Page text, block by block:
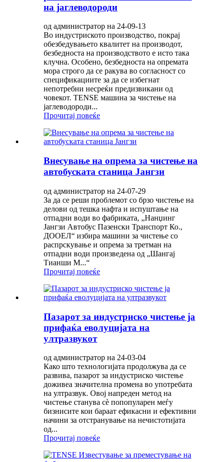
на јаглеводороди
од администратор на 24-09-13
Во индустриското производство, покрај
обезбедувањето квалитет на производот,
безбедноста на производството е исто така
клучна. Особено, безбедноста на опремата
мора строго да се ракува во согласност со
спецификациите за да се избегнат
непотребни несреќи предизвикани од
човекот. TENSE машина за чистење на
јаглеводороди...
Прочитај повеќе
Внесување на опрема за чистење на
автобуската станица Јангзи
од администратор на 24-07-29
За да се реши проблемот со брзо чистење на
делови од тешка нафта и испуштање на
отпадни води во фабриката, „Нанџинг
Јангзи Автобус Пазенски Транспорт Ко.,
ДООЕЛ“ избира машини за чистење со
распрскување и опрема за третман на
отпадни води произведена од „Шангај
Тианши М...“
Прочитај повеќе
Пазарот за индустриско чистење ја
прифаќа еволуцијата на
ултразвукот
од администратор на 24-03-04
Како што технологијата продолжува да се
развива, пазарот за индустриско чистење
доживеа значителна промена во употребата
на ултразвук. Овој напреден метод на
чистење станува сè попопуларен меѓу
бизнисите кои бараат ефикасни и ефективни
начини за отстранување на нечистотијата
од...
Прочитај повеќе